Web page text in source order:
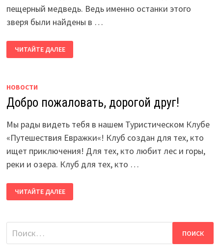
пещерный медведь. Ведь именно останки этого
зверя были найдены в …
ГУБАХЕ
ПОЯВИЛИСЬ
ЧИТАЙТЕ ДАЛЕЕ
НОВОСТИ
Добро пожаловать, дорогой друг!
Мы рады видеть тебя в нашем Туристическом Клубе
«Путешествия Евражки«! Клуб создан для тех, кто
ищет приключения! Для тех, кто любит лес и горы,
реки и озера. Клуб для тех, кто …
ДОБРО
ПОЖАЛОВАТЬ,
ДОРОГОЙ
ЧИТАЙТЕ ДАЛЕЕ
Найти: